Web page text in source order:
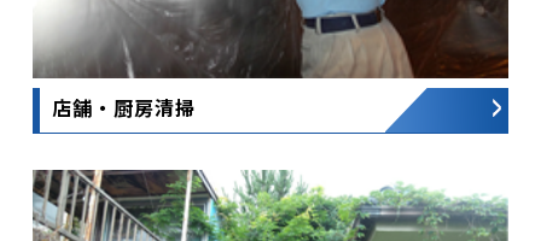
店舗・厨房清掃